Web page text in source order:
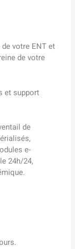
votre ENT et
de votre
et support
de
e-
24h/24,